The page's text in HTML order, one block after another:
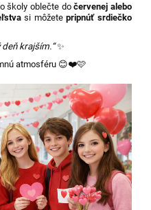
školy oblečte dočervenej alebo
si môžetepripnúť srdiečko
krajším.“✨
atmosféru 😊❤️🩷